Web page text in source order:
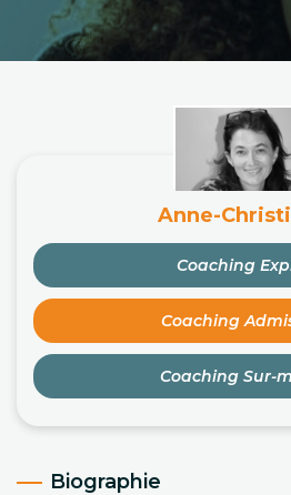
Anne-
Coaching
Coaching
Coaching Sur-
Biographie